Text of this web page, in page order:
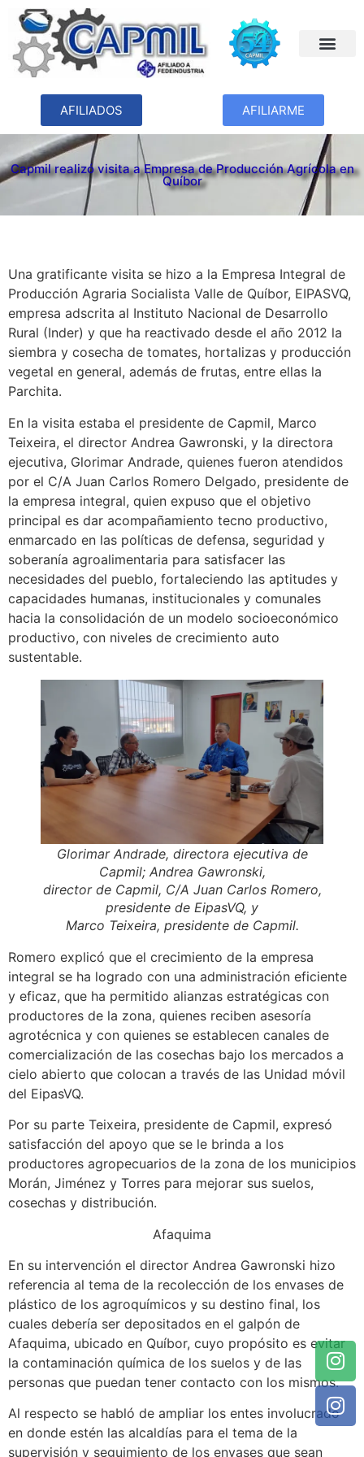
AFILIADOS AFILIARME
Capmil realizó visita a Empresa de Producción Agrícola en
Quíbor
Una gratificante visita se hizo a la Empresa Integral de
Producción Agraria Socialista Valle de Quíbor, EIPASVQ,
empresa adscrita al Instituto Nacional de Desarrollo
Rural (Inder) y que ha reactivado desde el año 2012 la
siembra y cosecha de tomates, hortalizas y producción
vegetal en general, además de frutas, entre ellas la
Parchita.
En la visita estaba el presidente de Capmil, Marco
Teixeira, el director Andrea Gawronski, y la directora
ejecutiva, Glorimar Andrade, quienes fueron atendidos
por el C/A Juan Carlos Romero Delgado, presidente de
la empresa integral, quien expuso que el objetivo
principal es dar acompañamiento tecno productivo,
enmarcado en las políticas de defensa, seguridad y
soberanía agroalimentaria para satisfacer las
necesidades del pueblo, fortaleciendo las aptitudes y
capacidades humanas, institucionales y comunales
hacia la consolidación de un modelo socioeconómico
productivo, con niveles de crecimiento auto
sustentable.
Glorimar Andrade, directora ejecutiva de
Capmil; Andrea Gawronski,
director de Capmil, C/A Juan Carlos Romero,
presidente de EipasVQ, y
Marco Teixeira, presidente de Capmil.
Romero explicó que el crecimiento de la empresa
integral se ha logrado con una administración eficiente
y eficaz, que ha permitido alianzas estratégicas con
productores de la zona, quienes reciben asesoría
agrotécnica y con quienes se establecen canales de
comercialización de las cosechas bajo los mercados a
cielo abierto que colocan a través de las Unidad móvil
del EipasVQ.
Por su parte Teixeira, presidente de Capmil, expresó
satisfacción del apoyo que se le brinda a los
productores agropecuarios de la zona de los municipios
Morán, Jiménez y Torres para mejorar sus suelos,
cosechas y distribución.
Afaquima
En su intervención el director Andrea Gawronski hizo
referencia al tema de la recolección de los envases de
plástico de los agroquímicos y su destino final, los
cuales debería ser depositados en el galpón de
Afaquima, ubicado en Quíbor, cuyo propósito es evitar
la contaminación química de los suelos y de las
personas que puedan tener contacto con los mismos.
Al respecto se habló de ampliar los entes involucrado
en donde estén las alcaldías para el tema de la
supervisión y seguimiento de los envases que sean